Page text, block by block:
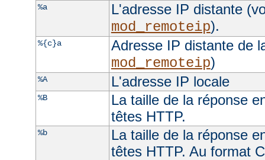
%a
L'adresse IP distante
mod_remoteip).
%{c}a
Adresse IP distante de
mod_remoteip)
%A L'adresse IP locale
%B
La taille de la réponse
têtes HTTP.
%b
La taille de la réponse
têtes HTTP. Au format